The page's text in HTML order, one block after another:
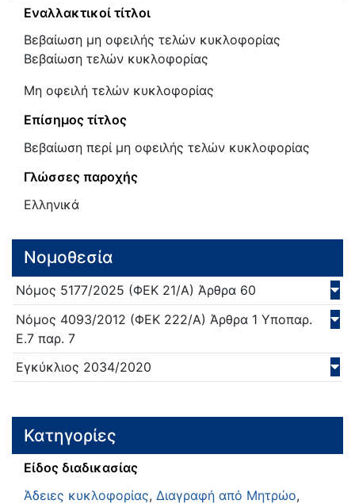
Εναλλακτικοί τίτλοι
Βεβαίωση μη οφειλής τελών κυκλοφορίας
Βεβαίωση τελών κυκλοφορίας
Μη οφειλή τελών κυκλοφορίας
Επίσημος τίτλος
Βεβαίωση περί μη οφειλής τελών κυκλοφορίας
Γλώσσες παροχής
Ελληνικά
Νομοθεσία
Νόμος 5177/2025 (ΦΕΚ 21/Α) Άρθρα 60
Νόμος 4093/2012 (ΦΕΚ 222/Α) Άρθρα 1 Υποπαρ.
Ε.7 παρ. 7
Εγκύκλιος 2034/2020
Κατηγορίες
Είδος διαδικασίας
Άδειες κυκλοφορίας, Διαγραφή από Μητρώο,